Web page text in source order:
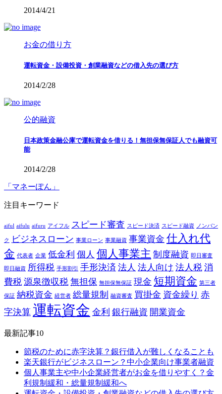
2014/4/21
お金の借り方
運転資金・設備投資・創業融資などの借入先の選び方
2014/2/28
公的融資
日本政策金融公庫で運転資金を借りる！無担保無保証人でも融資可
能
2014/2/28
「マネーぽん」
注目キーワード
aiful aifulu aifuru アイフル スピード審査 スピード決済 スピード融資 ノンバン
ク ビジネスローン 事業ローン 事業融資 事業資金 仕入れ代
金 代表者 企業 低金利 個人 個人事業主 制度融資 即日審査
即日融資 所得税 手形割引 手形決済 法人 法人向け 法人税 消
費税 源泉徴収税 無担保 無担保無保証 現金 短期資金 第三者
保証 納税資金 経営者 総量規制 融資審査 買掛金 資金繰り 赤
字決算 運転資金 金利 銀行融資 開業資金
最新記事10
節税のために赤字決算？銀行借入が難しくなることも
楽天銀行がビジネスローン？中小企業向け事業者融資
個人事業主や中小企業経営者がお金を借りやすく？金
利規制緩和・総量規制緩和へ